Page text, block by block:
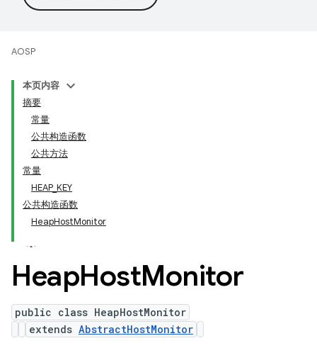
AOSP
本页内容
摘要
常量
公共构造函数
公共方法
常量
HEAP_KEY
公共构造函数
HeapHostMonitor
HeapHostMonitor
public class HeapHostMonitor
extends AbstractHostMonitor